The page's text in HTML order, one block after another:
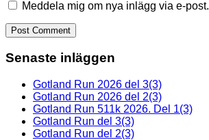
Meddela mig om nya inlägg via e-post.
Senaste inläggen
Gotland Run 2026 del 3(3)
Gotland Run 2026 del 2(3)
Gotland Run 511k 2026. Del 1(3)
Gotland Run del 3(3)
Gotland Run del 2(3)